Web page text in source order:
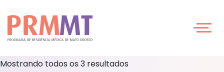
Hospital Medical
Palmas
Mostrando todos os 3 resultados